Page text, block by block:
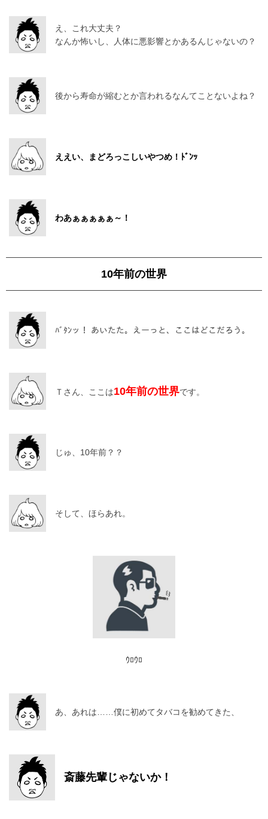
え、これ大丈夫？
なんか怖いし、人体に悪影響とかあるんじゃないの？
後から寿命が縮むとか言われるなんてことないよね？
ええい、まどろっこしいやつめ！ﾄﾞﾝｯ
わあぁぁぁぁぁ～！
10年前の世界
ﾊﾞﾀﾝッ！ あいたた。えーっと、ここはどこだろう。
Ｔさん、ここは10年前の世界です。
じゅ、10年前？？
そして、ほらあれ。
ｳﾛｳﾛ
あ、あれは……僕に初めてタバコを勧めてきた、
斎藤先輩じゃないか！